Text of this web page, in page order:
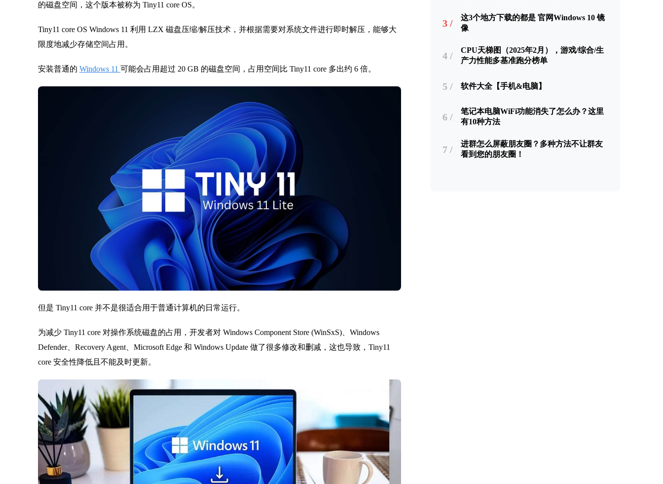
的磁盘空间，这个版本被称为 Tiny11 core OS。
Tiny11 core OS Windows 11 利用 LZX 磁盘压缩/解压技术，并根据需要对系统文件进行即时解压，能够大
限度地减少存储空间占用。
安装普通的 Windows 11 可能会占用超过 20 GB 的磁盘空间，占用空间比 Tiny11 core 多出约 6 倍。
但是 Tiny11 core 并不是很适合用于普通计算机的日常运行。
为减少 Tiny11 core 对操作系统磁盘的占用，开发者对 Windows Component Store (WinSxS)、Windows
Defender、Recovery Agent、Microsoft Edge 和 Windows Update 做了很多修改和删减，这也导致，Tiny11
core 安全性降低且不能及时更新。
3 /
这3个地方下载的都是 官网Windows 10 镜
像
4 /
CPU天梯图（2025年2月），游戏/综合/生
产力性能多基准跑分榜单
5 / 软件大全【手机&电脑】
6 /
笔记本电脑WiFi功能消失了怎么办？这里
有10种方法
7 /
进群怎么屏蔽朋友圈？多种方法不让群友
看到您的朋友圈！